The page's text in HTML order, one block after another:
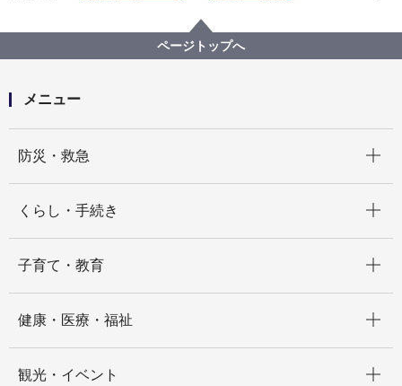
同和問題に関する取組
ページトップへ
メニュー
防災・救急
くらし・手続き
子育て・教育
健康・医療・福祉
観光・イベント